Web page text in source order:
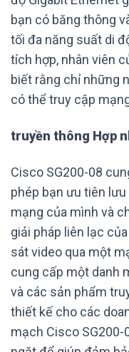
bạn có băng thông
tối đa năng suất di
tích hợp, nhân viên
biết rằng chỉ những
có thể truy cập
truyền thông Hợp
Cisco SG200-08
phép bạn ưu tiên
mạng của mình và
giải pháp liên lạc
sát video qua một
cung cấp một danh
và các sản phẩm
thiết kế cho các
mạch Cisco